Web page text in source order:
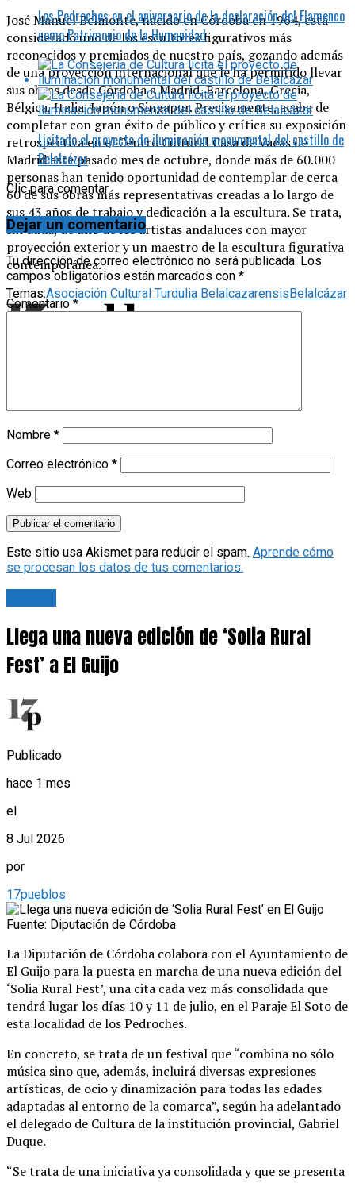
José Manuel Belmonte, nacido en Córdoba en 1964, está
considerado uno de los escultores figurativos más
reconocidos y premiados de nuestro país, gozando además
de una proyección internacional que le ha permitido llevar
sus obras desde Córdoba a Madrid, Barcelona, Grecia,
Bélgica, Italia, Japón o Singapur. Precisamente, acaba de
completar con gran éxito de público y crítica su exposición
retrospectiva en el Centro Cultural Casa de Vacas de
Madrid este pasado mes de octubre, donde más de 60.000
personas han tenido oportunidad de contemplar de cerca
60 de sus obras más representativas creadas a lo largo de
sus 43 años de trabajo y dedicación a la escultura. Se trata,
sin duda, de uno de los artistas andaluces con mayor
proyección exterior y un maestro de la escultura figurativa
contemporánea.
Temas:Asociación Cultural Turdulia Belalcazarensis Belalcázar
Los Pedroches en el aniversario de la declaración del Flamenco
como Patrimonio de la Humanidad
Licitado el proyecto de iluminación monumental del castillo de
Belalcázar
Clic para comentar
Dejar un comentario
Tu dirección de correo electrónico no será publicada. Los
campos obligatorios están marcados con *
Comentario*
Nombre *
Correo electrónico *
Web
Este sitio usa Akismet para reducir el spam. Aprende cómo
se procesan los datos de tus comentarios.
Llega una nueva edición de ‘Solia Rural
Fest’ a El Guijo
Publicado
hace 1 mes
el
8 Jul 2026
por
17pueblos
Fuente: Diputación de Córdoba
La Diputación de Córdoba colabora con el Ayuntamiento de
El Guijo para la puesta en marcha de una nueva edición del
‘Solia Rural Fest’, una cita cada vez más consolidada que
tendrá lugar los días 10 y 11 de julio, en el Paraje El Soto de
esta localidad de los Pedroches.
En concreto, se trata de un festival que “combina no sólo
música sino que, además, incluirá diversas expresiones
artísticas, de ocio y dinamización para todas las edades
adaptadas al entorno de la comarca”, según ha adelantado
el delegado de Cultura de la institución provincial, Gabriel
Duque.
“Se trata de una iniciativa ya consolidada y que se presenta